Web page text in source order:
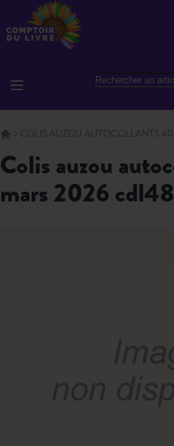
Allez au contenu
Rechercher
COLIS AUZOU AUTOCOLLANTS
colis auzou autocollants 40 ex
mars 2026